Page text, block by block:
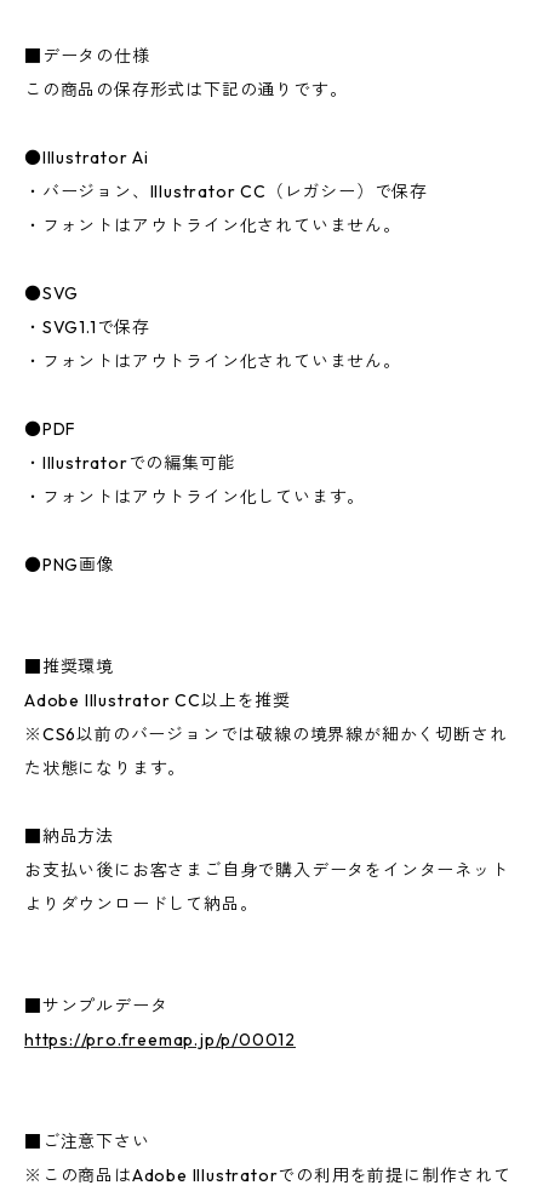
■データの仕様
この商品の保存形式は下記の通りです。
●Illustrator Ai
・バージョン、Illustrator CC（レガシー）で保存
・フォントはアウトライン化されていません。
●SVG
・SVG1.1で保存
・フォントはアウトライン化されていません。
●PDF
・Illustratorでの編集可能
・フォントはアウトライン化しています。
●PNG画像
■推奨環境
Adobe Illustrator CC以上を推奨
※CS6以前のバージョンでは破線の境界線が細かく切断され
た状態になります。
■納品方法
お支払い後にお客さまご自身で購入データをインターネット
よりダウンロードして納品。
■サンプルデータ
https://pro.freemap.jp/p/00012
■ご注意下さい
※この商品はAdobe Illustratorでの利用を前提に制作されて